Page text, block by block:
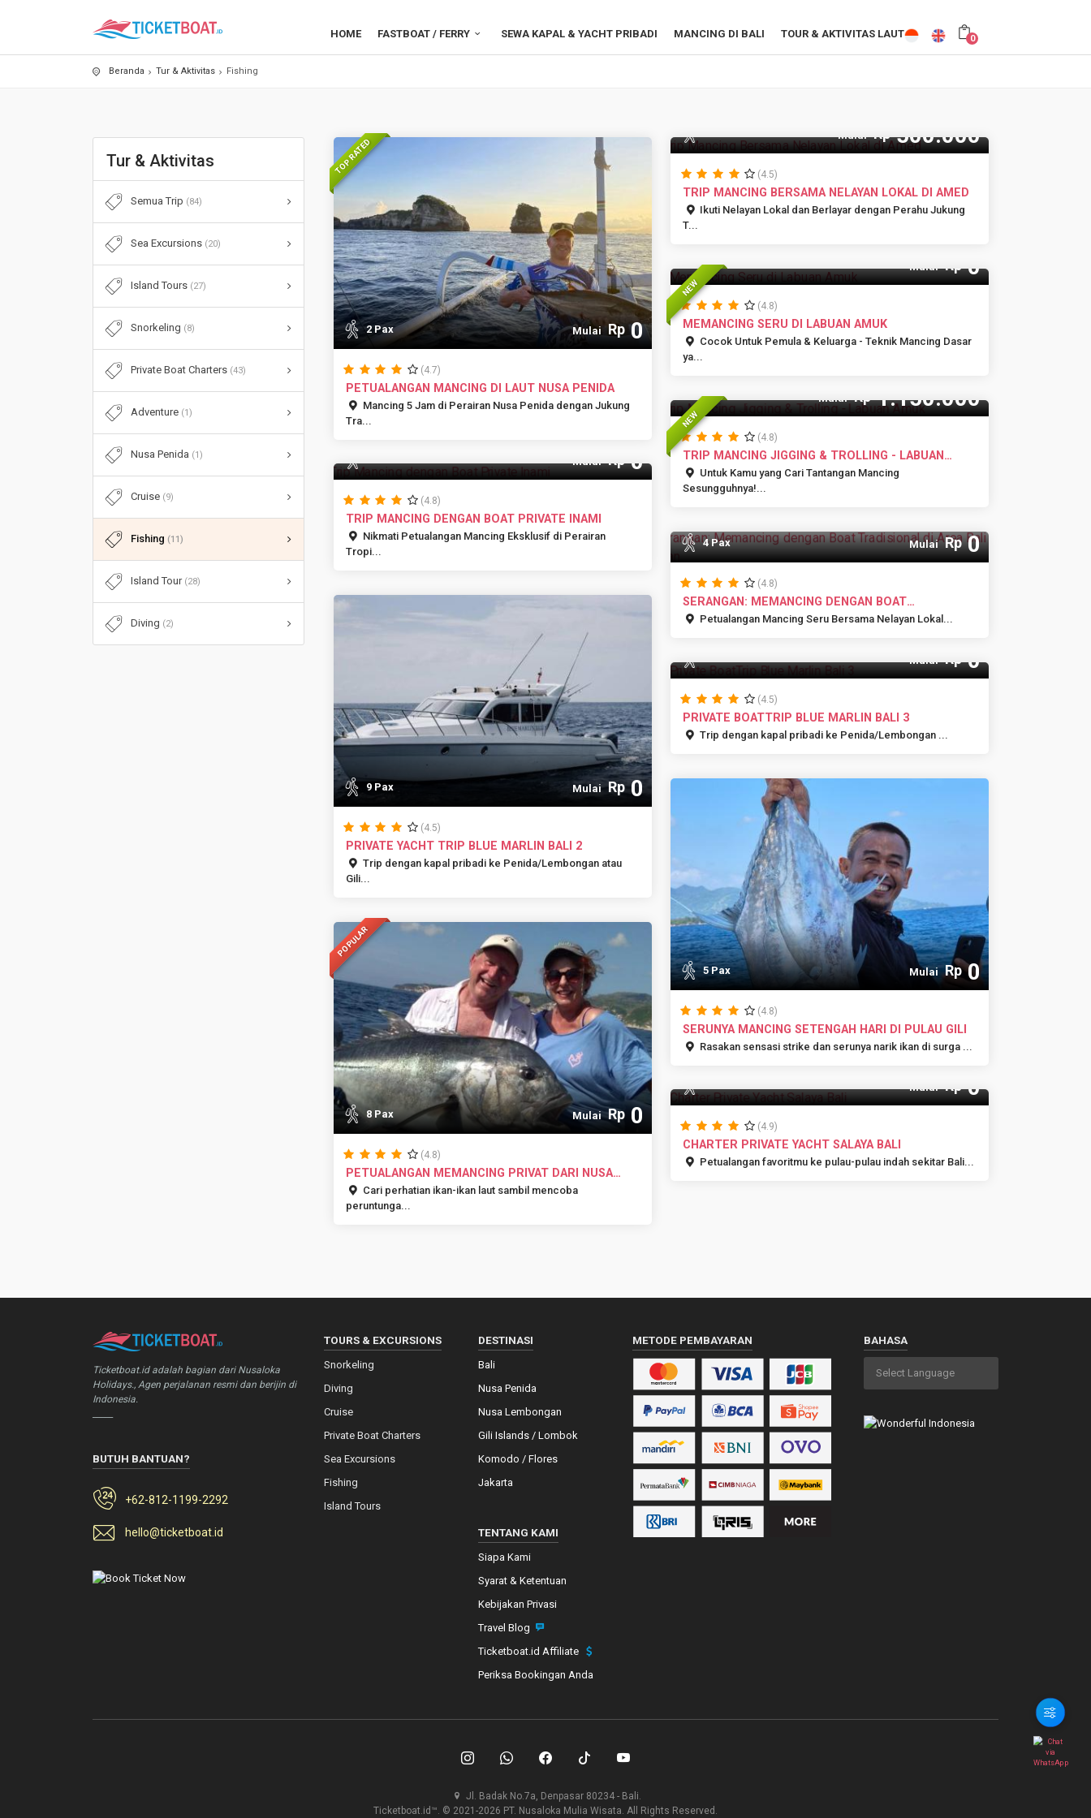
HOME FASTBOAT / FERRY SEWA KAPAL & YACHT PRIBADI MANCING DI BALI TOUR & AKTIVITAS LAUT 0
Beranda Tur & Aktivitas Fishing
Tur & Aktivitas
Semua Trip (84)
Sea Excursions (20)
Island Tours (27)
Snorkeling (8)
Private Boat Charters (43)
Adventure (1)
Nusa Penida (1)
Cruise (9)
Fishing (11)
Island Tour (28)
Diving (2)
TOP RATED
2 Pax Mulai Rp0
(4.7)
PETUALANGAN MANCING DI LAUT NUSA PENIDA
Mancing 5 Jam di Perairan Nusa Penida dengan Jukung
Tra...
Mulai Rp500.000
(4.5)
TRIP MANCING BERSAMA NELAYAN LOKAL DI AMED
Ikuti Nelayan Lokal dan Berlayar dengan Perahu Jukung
T...
NEW
Mulai Rp0
(4.8)
MEMANCING SERU DI LABUAN AMUK
Cocok Untuk Pemula & Keluarga - Teknik Mancing Dasar
ya...
NEW
Mulai Rp1.150.000
(4.8)
TRIP MANCING JIGGING & TROLLING - LABUAN
AMUKUntuk Kamu yang Cari Tantangan Mancing
Sesungguhnya!...
Mulai Rp0
(4.8)
TRIP MANCING DENGAN BOAT PRIVATE INAMI
Nikmati Petualangan Mancing Eksklusif di Perairan
Tropi...
4 Pax Mulai Rp0
(4.8)
SERANGAN: MEMANCING DENGAN BOAT
TRADISIONAL DI AREA BALI SELATAN
Petualangan Mancing Seru Bersama Nelayan Lokal...
9 Pax Mulai Rp0
(4.5)
PRIVATE YACHT TRIP BLUE MARLIN BALI 2
Trip dengan kapal pribadi ke Penida/Lembongan atau
Gili...
Mulai Rp0
(4.5)
PRIVATE BOATTRIP BLUE MARLIN BALI 3
Trip dengan kapal pribadi ke Penida/Lembongan ...
5 Pax Mulai Rp0
(4.8)
SERUNYA MANCING SETENGAH HARI DI PULAU GILI
Rasakan sensasi strike dan serunya narik ikan di surga ...
POPULAR
8 Pax Mulai Rp0
(4.8)
PETUALANGAN MEMANCING PRIVAT DARI NUSA
DUACari perhatian ikan-ikan laut sambil mencoba
peruntunga...
Mulai Rp0
(4.9)
CHARTER PRIVATE YACHT SALAYA BALI
Petualangan favoritmu ke pulau-pulau indah sekitar Bali...
Ticketboat.id adalah bagian dari Nusaloka
Holidays., Agen perjalanan resmi dan berijin di
Indonesia.
BUTUH BANTUAN?
+62-812-1199-2292
hello@ticketboat.id
TOURS & EXCURSIONS
Snorkeling
Diving
Cruise
Private Boat Charters
Sea Excursions
Fishing
Island Tours
DESTINASI
Bali
Nusa Penida
Nusa Lembongan
Gili Islands / Lombok
Komodo / Flores
Jakarta
TENTANG KAMI
Siapa Kami
Syarat & Ketentuan
Kebijakan Privasi
Travel Blog
Ticketboat.id Affiliate
Periksa Bookingan Anda
METODE PEMBAYARAN BAHASA
Jl. Badak No.7a, Denpasar 80234 - Bali.
Ticketboat.id™. © 2021-2026 PT. Nusaloka Mulia Wisata. All Rights Reserved.